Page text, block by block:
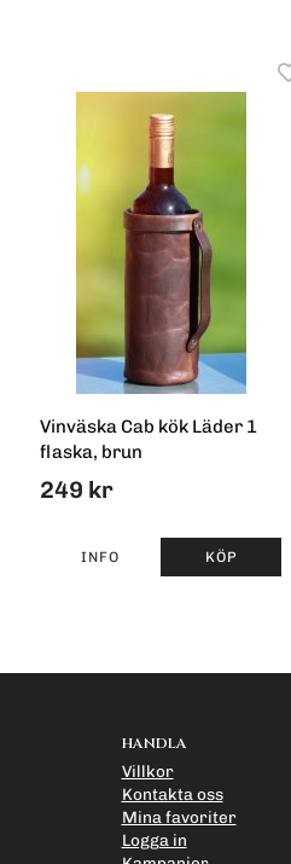
Vinväska Cab kök Läder 1
flaska, brun
249 kr
INFO KÖP
HANDLA
Villkor
Kontakta oss
Mina favoriter
Logga in